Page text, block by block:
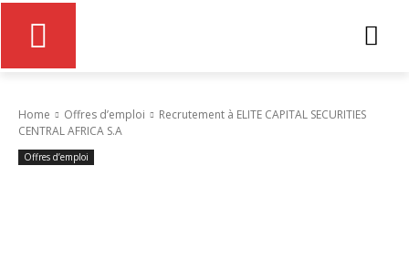
Home Offres d’emploi
Recrutement à ELITE CAPITAL SECURITIES
CENTRAL AFRICA S.A
Offres d’emploi